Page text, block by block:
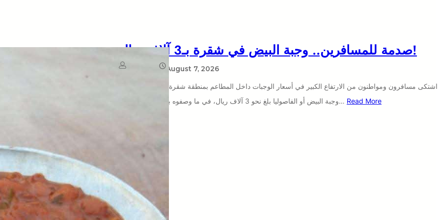
صدمة للمسافرين.. وجبة البيض في شقرة بـ3 آلاف ريال!
August 7, 2026
اشتكى مسافرون ومواطنون من الارتفاع الكبير في أسعار الوجبات داخل المطاعم بمنطقة شقرة، مؤكدين أن سعر
وجبة البيض أو الفاصوليا بلغ نحو 3 آلاف ريال، في ما وصفوه بـ”الاستغلال المبالغ… Read More